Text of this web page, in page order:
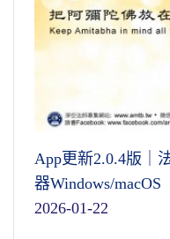
App更新2.0.4版｜
器Windows/macOS
2026-01-22